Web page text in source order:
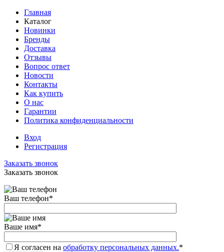
Главная
Каталог
Новинки
Бренды
Доставка
Отзывы
Вопрос ответ
Новости
Контакты
Как купить
О нас
Гарантии
Политика конфиденциальности
Вход
Регистрация
Заказать звонок
Заказать звонок
Ваш телефон*
Ваше имя*
Я согласен на обработку персональных данных.*